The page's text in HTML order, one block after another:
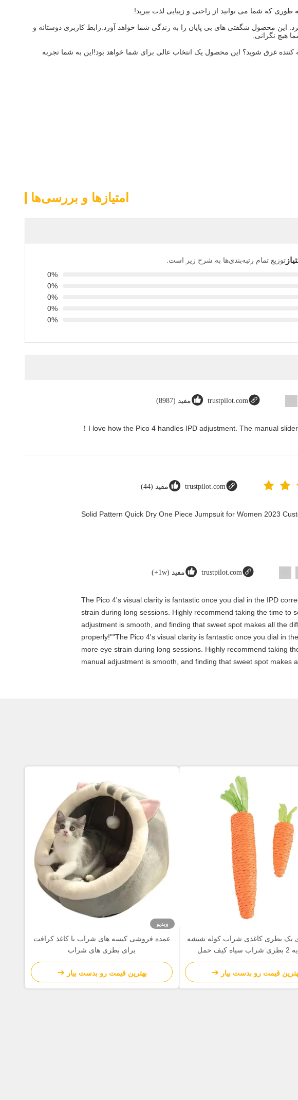
که شما می توانید از راحتی و زیبایی لذت ببرید!
این محصول شگفتی های بی پایان را به زندگی شما خواهد آورد.رابط کاربری دوستانه و
هیچ نگرانی.
کننده غرق شوید؟ این محصول یک انتخاب عالی برای شما خواهد بود!اين به شما تجربه
امتیازها و بررسی‌ها
توزیع تمام رتبه‌بندی‌ها به شرح زیر است.
0%
0%
0%
0%
0%
trustpilot.com مفید (8987)
trustpilot.com مفید (44)
Solid Pattern Quick Dry One Piece Jumpsuit for Women 2023
trustpilot.com مفید (1w+)
"The Pico 4's visual clarity is fantastic once you dial in the IPD
strain during long sessions. Highly recommend taking the time to
adjustment is smooth, and finding that sweet spot makes all the
properly!""The Pico 4's visual clarity is fantastic once you dial in
more eye strain during long sessions. Highly recommend taking
manual adjustment is smooth, and finding that sweet spot
یک بطری کاغذی شراب کوله شیشه
حمل
قیمت رو بدست بیار
ویدیو
عمده فروشی کیسه های شراب با کاغذ کرافت
برای بطری های شراب
بهترین قیمت رو بدست بیار